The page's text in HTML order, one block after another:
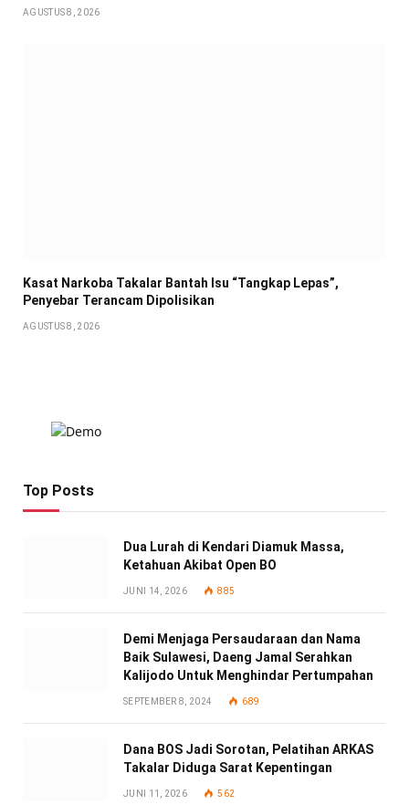
AGUSTUS 8, 2026
Kasat Narkoba Takalar Bantah Isu “Tangkap Lepas”,
Penyebar Terancam Dipolisikan
AGUSTUS 8, 2026
Top Posts
Dua Lurah di Kendari Diamuk Massa,
Ketahuan Akibat Open BO
JUNI 14, 2026 885
Demi Menjaga Persaudaraan dan Nama
Baik Sulawesi, Daeng Jamal Serahkan
Kalijodo Untuk Menghindar Pertumpahan
SEPTEMBER 8, 2024 689
Dana BOS Jadi Sorotan, Pelatihan ARKAS
Takalar Diduga Sarat Kepentingan
JUNI 11, 2026 562